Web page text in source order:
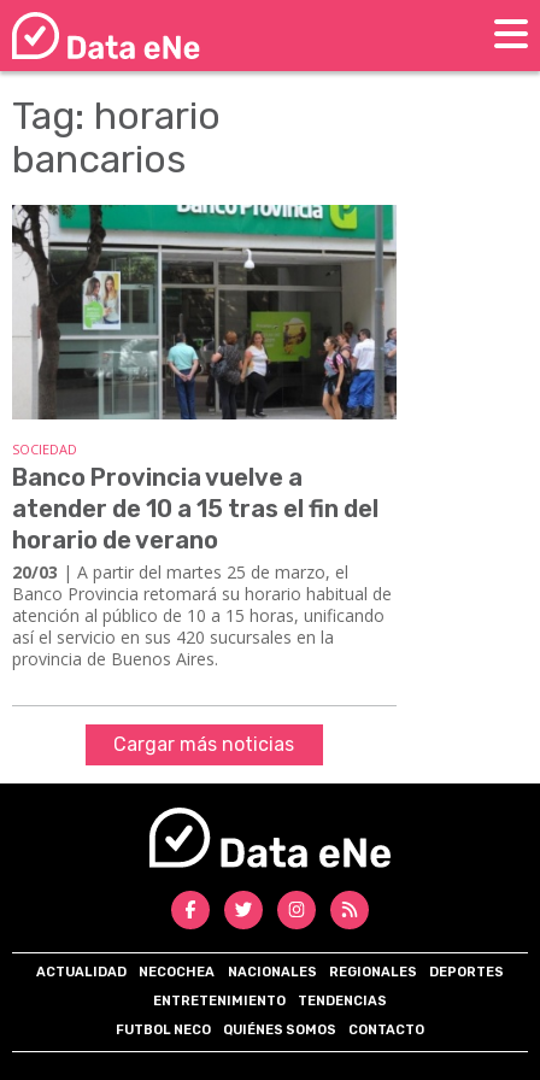
Tag: horario
bancarios
SOCIEDAD
Banco Provincia vuelve a
atender de 10 a 15 tras el fin del
horario de verano
20/03 | A partir del martes 25 de marzo, el
Banco Provincia retomará su horario habitual de
atención al público de 10 a 15 horas, unificando
así el servicio en sus 420 sucursales en la
provincia de Buenos Aires.
Cargar más noticias
ACTUALIDAD NECOCHEA NACIONALES REGIONALES
DEPORTES
ENTRETENIMIENTO
TENDENCIAS
FUTBOL NECO
QUIÉNES SOMOS CONTACTO